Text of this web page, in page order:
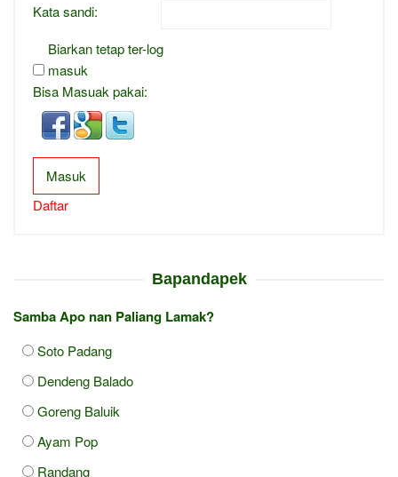
Kata sandi:
Biarkan tetap ter-log
masuk
Bisa Masuak pakai:
Masuk
Daftar
Bapandapek
Samba Apo nan Paliang Lamak?
Soto Padang
Dendeng Balado
Goreng Baluik
Ayam Pop
Randang